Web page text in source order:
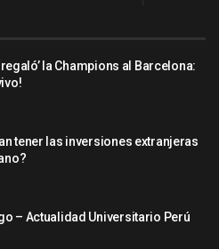
la Champions al Barcelona:
tener las inversiones extranjeras
– Actualidad Universitario Perú